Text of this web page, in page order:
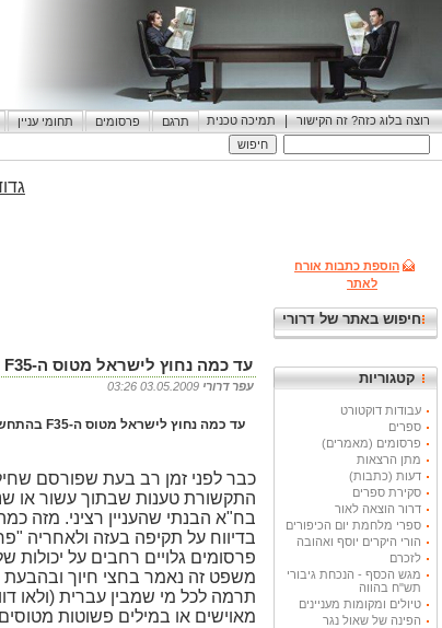
רוצה בלוג כזה? זה הקישור | תמיכה טכנית תרגם פרסומים תחומי עניין
הוספת כתבות אורח
לאתר
חיפוש באתר של דרורי
קטגוריות
עבודות דוקטורט
ספרים
פרסומים (מאמרים)
מתן הרצאות
דעות (כתבות)
סקירת ספרים
דרור הוצאה לאור
ספרי מלחמת יום הכיפורים
הורי היקרים יוסף ואהובה
לזכרם
מגש הכסף - הנכחת גיבורי
תש"ח בהווה
טיולים ומקומות מעניינים
הפינה של שאול נגר
גדוד
עד כמה נחוץ לישראל מטוס ה-F35 ?
עפר דרורי
עד כמה נחוץ לישראל מטוס ה-F35 בהתחשב במחירו (מאתיים מליון דולר למטוס בודד) מול צרכי צבא היבשה שעלותם קטנה בהרבה והם נדחים מחוסר תקציב ?
כבר לפני זמן רב בעת שפורסם
התקשורת טענות שבתוך עשור או
בח"א הבנתי שהעניין רציני. מזה
בדיווח על תקיפה בעזה ולאחריה
פרסומים גלויים רחבים על
משפט זה נאמר בחצי חיוך ובהבעת
תרמה לכל מי שמבין עברית (ולאו
מאוישים או במילים פשוטות